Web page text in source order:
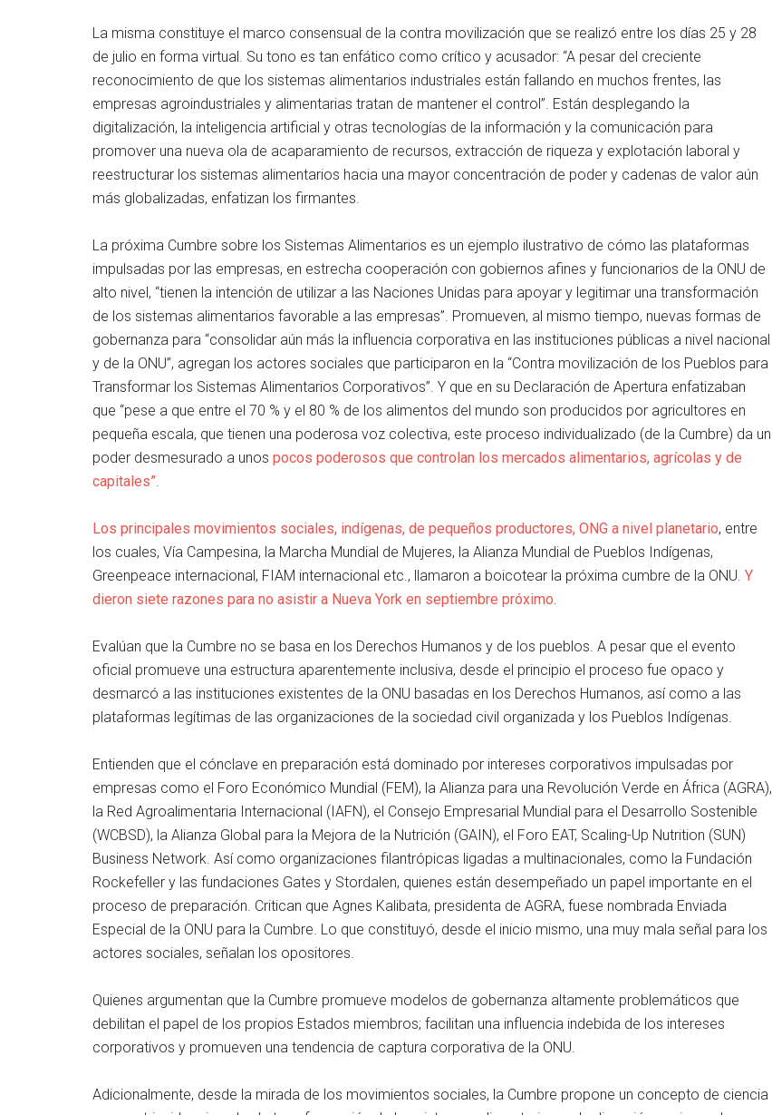
La misma constituye el marco consensual de la contra movilización que se realizó entre los días 25 y 28
de julio en forma virtual. Su tono es tan enfático como crítico y acusador: “A pesar del creciente
reconocimiento de que los sistemas alimentarios industriales están fallando en muchos frentes, las
empresas agroindustriales y alimentarias tratan de mantener el control”. Están desplegando la
digitalización, la inteligencia artificial y otras tecnologías de la información y la comunicación para
promover una nueva ola de acaparamiento de recursos, extracción de riqueza y explotación laboral y
reestructurar los sistemas alimentarios hacia una mayor concentración de poder y cadenas de valor aún
más globalizadas, enfatizan los firmantes.
La próxima Cumbre sobre los Sistemas Alimentarios es un ejemplo ilustrativo de cómo las plataformas
impulsadas por las empresas, en estrecha cooperación con gobiernos afines y funcionarios de la ONU de
alto nivel, “tienen la intención de utilizar a las Naciones Unidas para apoyar y legitimar una transformación
de los sistemas alimentarios favorable a las empresas”. Promueven, al mismo tiempo, nuevas formas de
gobernanza para “consolidar aún más la influencia corporativa en las instituciones públicas a nivel nacional
y de la ONU”, agregan los actores sociales que participaron en la “Contra movilización de los Pueblos para
Transformar los Sistemas Alimentarios Corporativos”. Y que en su Declaración de Apertura enfatizaban
que “pese a que entre el 70 % y el 80 % de los alimentos del mundo son producidos por agricultores en
pequeña escala, que tienen una poderosa voz colectiva, este proceso individualizado (de la Cumbre) da un
poder desmesurado a unos pocos poderosos que controlan los mercados alimentarios, agrícolas y de
capitales”.
Los principales movimientos sociales, indígenas, de pequeños productores, ONG a nivel planetario, entre
los cuales, Vía Campesina, la Marcha Mundial de Mujeres, la Alianza Mundial de Pueblos Indígenas,
Greenpeace internacional, FIAM internacional etc., llamaron a boicotear la próxima cumbre de la ONU. Y
dieron siete razones para no asistir a Nueva York en septiembre próximo.
Evalúan que la Cumbre no se basa en los Derechos Humanos y de los pueblos. A pesar que el evento
oficial promueve una estructura aparentemente inclusiva, desde el principio el proceso fue opaco y
desmarcó a las instituciones existentes de la ONU basadas en los Derechos Humanos, así como a las
plataformas legítimas de las organizaciones de la sociedad civil organizada y los Pueblos Indígenas.
Entienden que el cónclave en preparación está dominado por intereses corporativos impulsadas por
empresas como el Foro Económico Mundial (FEM), la Alianza para una Revolución Verde en África (AGRA),
la Red Agroalimentaria Internacional (IAFN), el Consejo Empresarial Mundial para el Desarrollo Sostenible
(WCBSD), la Alianza Global para la Mejora de la Nutrición (GAIN), el Foro EAT, Scaling-Up Nutrition (SUN)
Business Network. Así como organizaciones filantrópicas ligadas a multinacionales, como la Fundación
Rockefeller y las fundaciones Gates y Stordalen, quienes están desempeñado un papel importante en el
proceso de preparación. Critican que Agnes Kalibata, presidenta de AGRA, fuese nombrada Enviada
Especial de la ONU para la Cumbre. Lo que constituyó, desde el inicio mismo, una muy mala señal para los
actores sociales, señalan los opositores.
Quienes argumentan que la Cumbre promueve modelos de gobernanza altamente problemáticos que
debilitan el papel de los propios Estados miembros; facilitan una influencia indebida de los intereses
corporativos y promueven una tendencia de captura corporativa de la ONU.
Adicionalmente, desde la mirada de los movimientos sociales, la Cumbre propone un concepto de ciencia